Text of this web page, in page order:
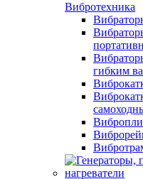
Вибротехника
гибким